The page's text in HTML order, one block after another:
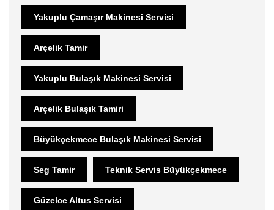
Yakuplu Çamaşır Makinesi Servisi
Arçelik Tamir
Yakuplu Bulaşık Makinesi Servisi
Arçelik Bulaşık Tamiri
Büyükçekmece Bulaşık Makinesi Servisi
Seg Tamir Teknik Servis Büyükçekmece
Güzelce Altus Servisi